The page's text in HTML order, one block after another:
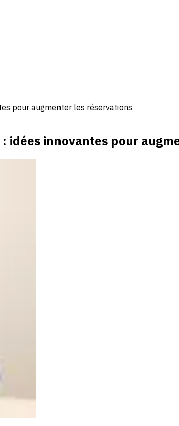
pour augmenter les réservations
idées innovantes pour